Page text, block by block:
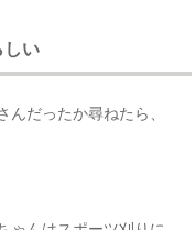
しい
だったか尋ねたら、